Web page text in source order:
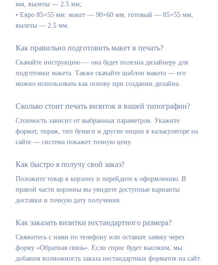
мм, вылеты — 2.5 мм;
• Евро 85×55 мм: макет — 90×60 мм, готовый — 85×55 мм,
вылеты — 2.5 мм.
Как правильно подготовить макет в печать?
Скачайте инструкцию — она будет полезна дизайнеру для
подготовки макета. Также скачайте шаблон макета — его
можно использовать как основу при создании дизайна.
Сколько стоит печать визиток в вашей типографии?
Стоимость зависит от выбранных параметров. Укажите
формат, тираж, тип бумаги и другие опции в калькуляторе на
сайте — система покажет точную цену.
Как быстро я получу свой заказ?
Положите товар в корзину и перейдите к оформлению. В
правой части корзины вы увидите доступные варианты
доставки и точную дату получения.
Как заказать визитки нестандартного размера?
Свяжитесь с нами по телефону или оставьте заявку через
форму «Обратная связь». Если спрос будет высоким, мы
добавим возможность заказа нестандартных форматов на сайт.